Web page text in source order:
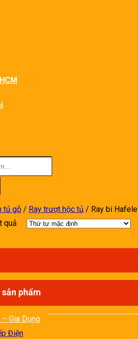
tủ gỗ / Ray trượt hộc tủ / Ray bi Hafele
quả
phẩm
Gia Dụng
Điện